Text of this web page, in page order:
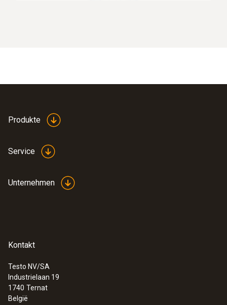
Produkte
Service
Unternehmen
Kontakt
Testo NV/SA
Industrielaan 19
1740 Ternat
België